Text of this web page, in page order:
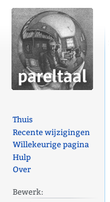
Thuis
Recente wijzigingen
Willekeurige pagina
Hulp
Over
Bewerk: